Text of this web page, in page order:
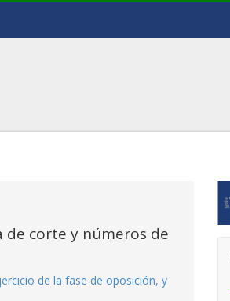
de corte y números de
de la fase de oposición, y